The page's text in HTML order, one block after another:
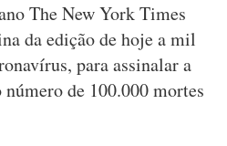
The New York Times
da edição de hoje a mil
para assinalar a
de 100.000 mortes